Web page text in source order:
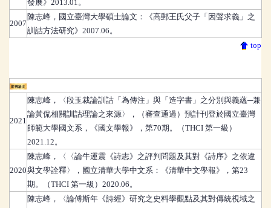
發展》2013.01。
2007
陳志峰 ， 國立臺灣大學碩士論文：《高郵王氏父子「因聲求義」之
訓詁方法研究》2007.06。
top
2021
陳志峰 ，
〈段玉裁論訓詁「為傳注」與「造字書」之分別與義蘊─兼
論黃侃相關訓詁理論之來源〉，（審查通過）預計刊登於國立臺灣
師範大學國文系，《國文學報》，第70期。（THCI 第一級）
2021.12。
2020
陳志峰 ，
〈〈論牛運震《詩志》之評判問題及其對《詩序》之依違
與文學詮釋〉，國立清華大學中文系：《清華中文學報》，第23
期。（THCI 第一級）2020.06。
陳志峰 ，
〈論傅斯年《詩經》研究之史料學觀點及其對傳統視域之